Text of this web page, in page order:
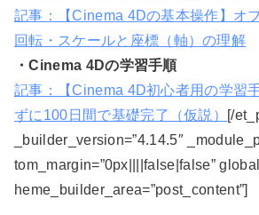
記事：【Cinema 4Dの基本操作】オ
回転・スケールと座標（軸）の理解
・Cinema 4Dの学習手順
記事：【Cinema 4D初心者用の学習
ずに100日間で基礎完了（仮説）
[/
_builder_version=”4.14.5″
tom_margin=”0px||||false|false”
heme_builder_area=”post_content”]